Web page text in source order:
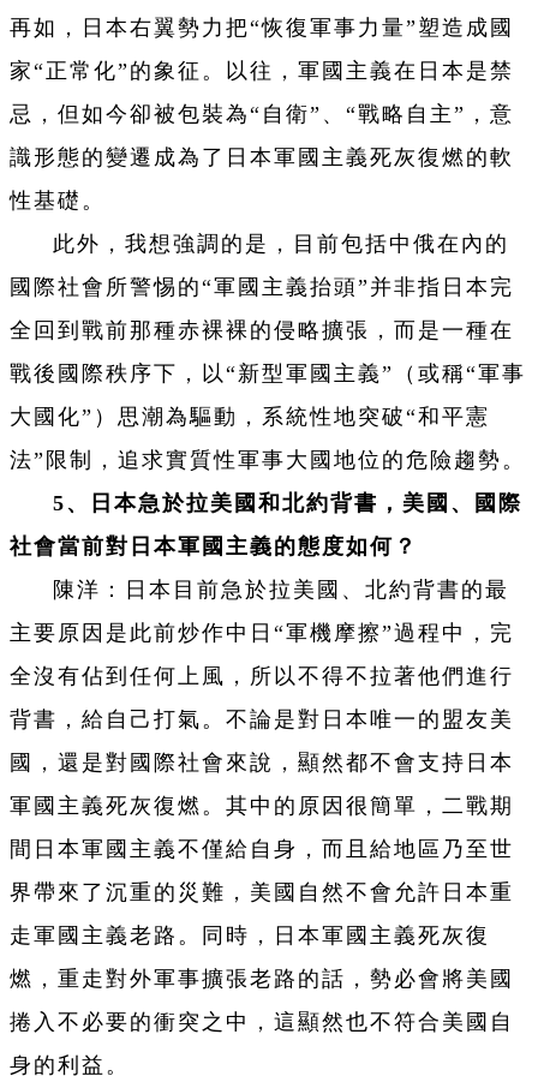
再如，日本右翼勢力把“恢復軍事力量”塑造成國
家“正常化”的象征。以往，軍國主義在日本是禁
忌，但如今卻被包裝為“自衛”、“戰略自主”，意
識形態的變遷成為了日本軍國主義死灰復 燃的軟
性基礎。
此外，我想強調的是，目前包括中俄在內的
國際社會所警惕的“軍國主義抬頭”并非指日本完
全回到戰前那種赤裸裸的侵略擴張，而是一種在
戰後國際秩序下，以“新型軍國主義”（或稱“軍事
大國化”）思潮為驅動，系統性地突破“和平憲
法”限制，追求實質性軍事大國地位的危險趨勢。
5、日本急於拉美國和北約背書，美國、國際
社會當前對日本軍國主義的態度如何？
陳洋：日本目前急於拉美國、北約背書的最
主要原因是此前炒作中日“軍機摩擦”過程中，完
全沒有佔到任何上風，所以不得不拉著他們進行
背書，給自己打氣。不論是對日本唯一的盟友美
國，還是對國際社會來說，顯然都不會支持日本
軍國主義死灰復燃。其中的原因很簡單，二戰期
間日本軍國主義不僅給自身，而且給地區乃至世
界帶來了沉重的災難，美國自然不會允許日本重
走軍國主義老路。同時，日本軍國主義死灰復
燃，重走對外軍事擴張老路的話，勢必會將美國
捲入不必要的衝突之中，這顯然也不符合美國自
身的利益。